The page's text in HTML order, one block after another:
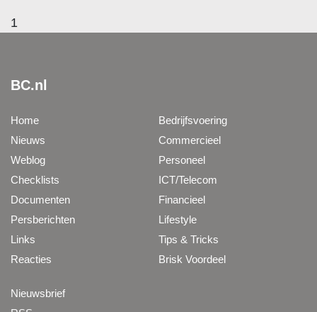
1
BC.nl
Home
Nieuws
Weblog
Checklists
Documenten
Persberichten
Links
Reacties
Bedrijfsvoering
Commercieel
Personeel
ICT/Telecom
Financieel
Lifestyle
Tips & Tricks
Brisk Voordeel
Nieuwsbrief